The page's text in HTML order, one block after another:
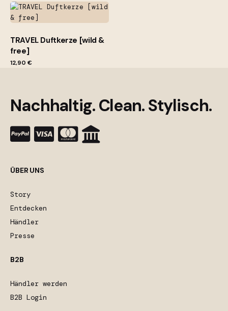
TRAVEL Duftkerze [wild &
free]
12,90 €
Nachhaltig. Clean. Stylisch.
ÜBER UNS
Story
Entdecken
Händler
Presse
B2B
Händler werden
B2B Login